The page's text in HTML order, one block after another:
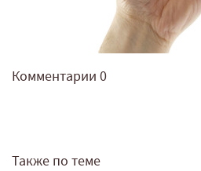
Комментарии 0
Также по теме